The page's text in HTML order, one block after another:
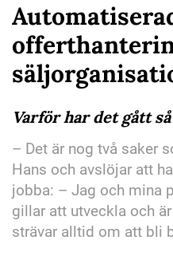
Varför har det gått
– Det är nog två saker
Hans och avslöjar att
jobba: – Jag och mina
gillar att utveckla och
strävar alltid om att bli